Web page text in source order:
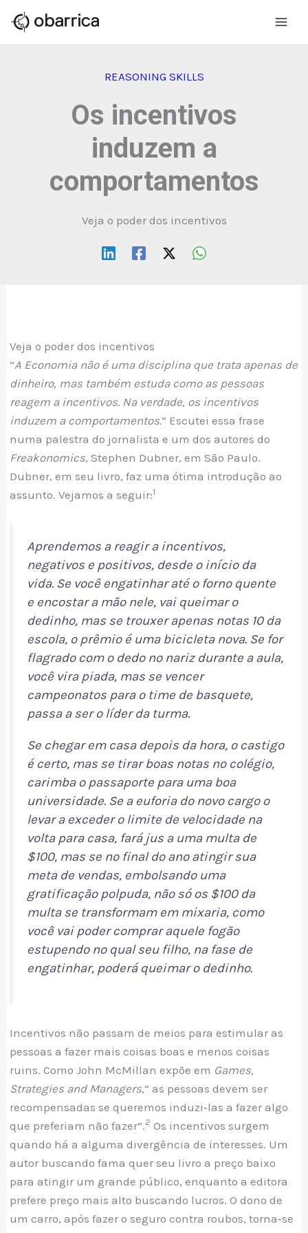
para
REASONING SKILLS
Os incentivos
induzem a
comportamentos
Veja o poder dos incentivos
Veja o poder dos incentivos
“A Economia não é uma disciplina que trata apenas de
dinheiro, mas também estuda como as pessoas
reagem a incentivos. Na verdade, os incentivos
induzem a comportamentos.” Escutei essa frase
numa palestra do jornalista e um dos autores do
Freakonomics, Stephen Dubner, em São Paulo.
Dubner, em seu livro, faz uma ótima introdução ao
assunto. Vejamos a seguir:1
Aprendemos a reagir a incentivos,
negativos e positivos, desde o início da
vida. Se você engatinhar até o forno quente
e encostar a mão nele, vai queimar o
dedinho, mas se trouxer apenas notas 10 da
escola, o prêmio é uma bicicleta nova. Se for
flagrado com o dedo no nariz durante a aula,
você vira piada, mas se vencer
campeonatos para o time de basquete,
passa a ser o líder da turma.
Se chegar em casa depois da hora, o castigo
é certo, mas se tirar boas notas no colégio,
carimba o passaporte para uma boa
universidade. Se a euforia do novo cargo o
levar a exceder o limite de velocidade na
volta para casa, fará jus a uma multa de
$100, mas se no final do ano atingir sua
meta de vendas, embolsando uma
gratificação polpuda, não só os $100 da
multa se transformam em mixaria, como
você vai poder comprar aquele fogão
estupendo no qual seu filho, na fase de
engatinhar, poderá queimar o dedinho.
Incentivos não passam de meios para estimular as
pessoas a fazer mais coisas boas e menos coisas
ruins. Como John McMillan expõe em Games,
Strategies and Managers,“ as pessoas devem ser
recompensadas se queremos induzi­‑las a fazer algo
que preferiam não fazer”.2 Os incentivos surgem
quando há a alguma divergência de interesses. Um
autor buscando fama quer seu livro a preço baixo
para atingir um grande público, enquanto a editora
prefere preço mais alto buscando lucros. O dono de
um carro, após fazer o seguro contra roubos, torna­‑se